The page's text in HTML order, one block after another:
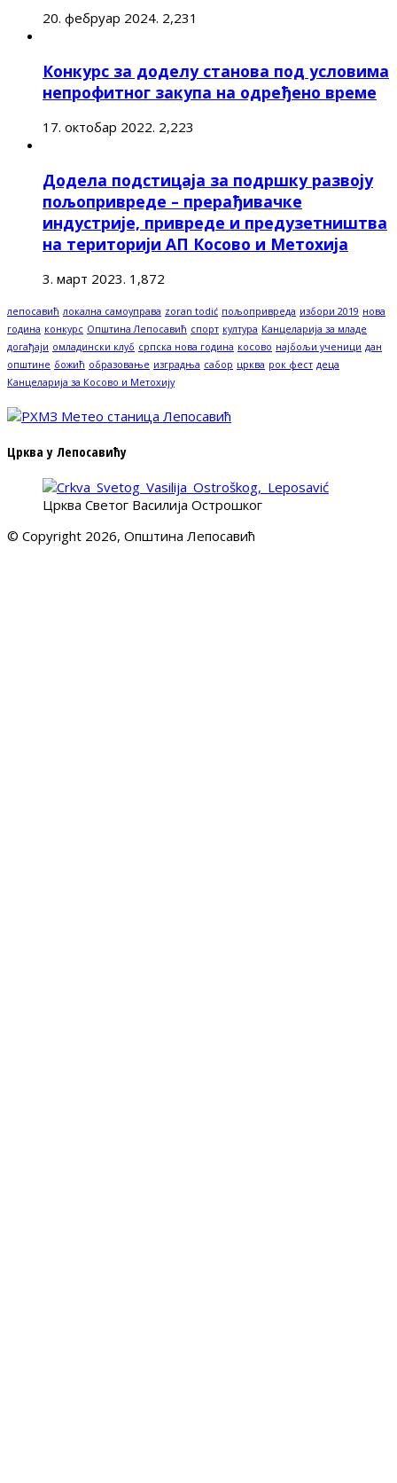
20. фебруар 2024. 2,231
Конкурс за доделу станова под условима
непрофитног закупа на одређено време
17. октобар 2022. 2,223
Додела подстицаја за подршку развоју
пољопривреде – прерађивачке
индустрије, привреде и предузетништва
на територији АП Косово и Метохија
3. март 2023. 1,872
лепосавић локална самоуправа zoran todić пољопривреда избори 2019 нова
година конкурс Општина Лепосавић спорт култура Канцеларија за младе
догађаји омладински клуб српска нова година косово најбољи ученици дан
општине божић образовање изградња сабор црква рок фест деца
Канцеларија за Косово и Метохију
Црква у Лепосавићу
Црква Светог Василија Острошког
© Copyright 2026, Општина Лепосавић